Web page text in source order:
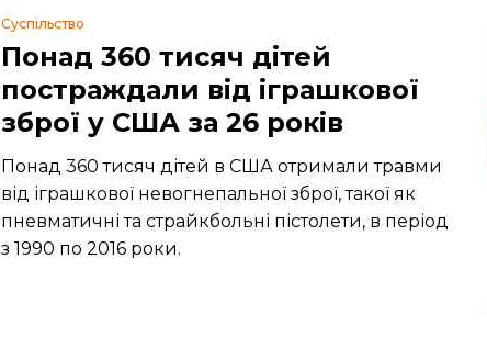
Суспільство
Понад 360 тисяч дітей
постраждали від іграшкової
зброї у США за 26 років
Понад 360 тисяч дітей в США отримали травми
від іграшкової невогнепальної зброї, такої як
пневматичні та страйкбольні пістолети, в період
з 1990 по 2016 роки.